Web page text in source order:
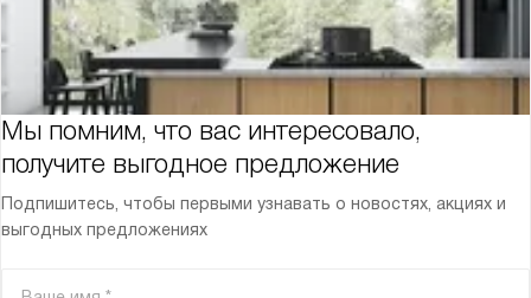
Мы помним, что вас интересовало,
получите выгодное предложение
Подпишитесь, чтобы первыми узнавать о новостях, акциях и
выгодных предложениях